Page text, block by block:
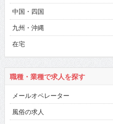
中国・四国
九州・沖縄
在宅
職種・業種で求人を探す
メールオペレーター
風俗の求人